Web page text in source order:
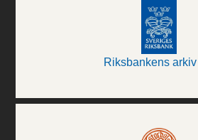
Riksbankens arkiv